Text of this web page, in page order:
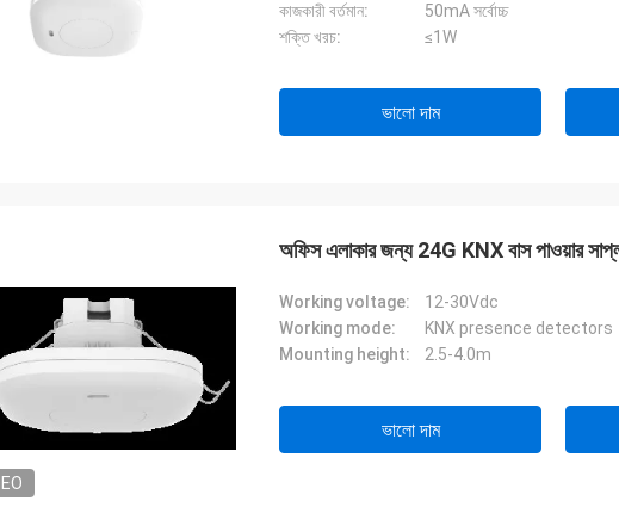
কাজকারী বর্তমান:
50mA সর্বোচ্চ
শক্তি খরচ:
≤1W
ভালো দাম
অফিস এলাকার জন্য 24G KNX বাস পাওয়ার
Working voltage:
12-30Vdc
Working mode:
KNX presence detectors
Mounting height:
2.5-4.0m
ভালো দাম